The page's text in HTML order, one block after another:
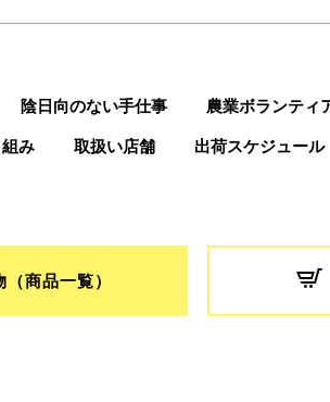
陰日向のない手仕事 農業ボランティ
み 取扱い店舗 出荷スケジュール
（商品一覧）